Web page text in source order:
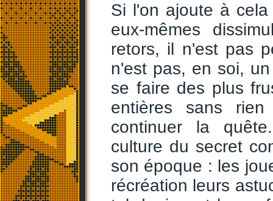
Si l'on ajoute à
eux-mêmes
retors, il n'est pas
n'est pas, en soi,
se faire des plus
entières sans
continuer la
culture du secret
son époque : les
récréation leurs